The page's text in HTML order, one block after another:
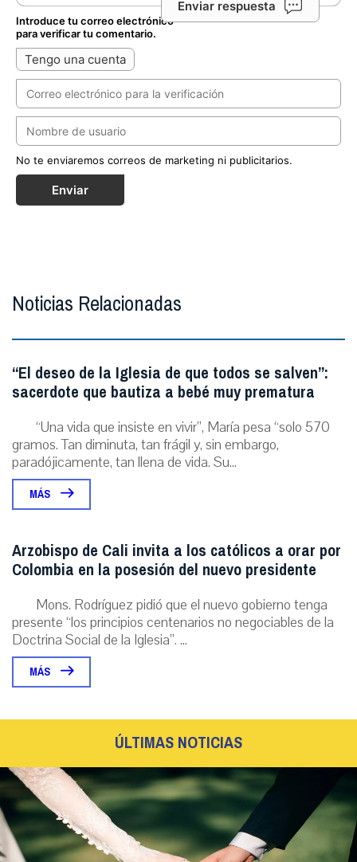
Enviar respuesta
Introduce tu correo electrónico
para verificar tu comentario.
Tengo una cuenta
No te enviaremos correos de marketing ni publicitarios.
Enviar
Noticias Relacionadas
“El deseo de la Iglesia de que todos se salven”:
sacerdote que bautiza a bebé muy prematura
“Una vida que insiste en vivir”, María pesa “solo 570
gramos. Tan diminuta, tan frágil y, sin embargo,
paradójicamente, tan llena de vida. Su...
MÁS
Arzobispo de Cali invita a los católicos a orar por
Colombia en la posesión del nuevo presidente
Mons. Rodríguez pidió que el nuevo gobierno tenga
presente “los principios centenarios no negociables de la
Doctrina Social de la Iglesia”. ...
MÁS
ÚLTIMAS NOTICIAS